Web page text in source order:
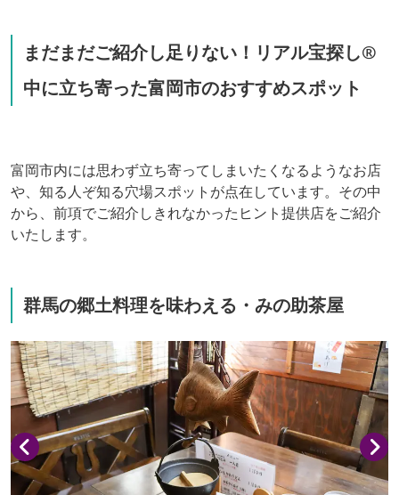
まだまだご紹介し足りない！リアル宝探し®
中に立ち寄った富岡市のおすすめスポット
富岡市内には思わず立ち寄ってしまいたくなるようなお店
や、知る人ぞ知る穴場スポットが点在しています。その中
から、前項でご紹介しきれなかったヒント提供店をご紹介
いたします。
群馬の郷土料理を味わえる・みの助茶屋